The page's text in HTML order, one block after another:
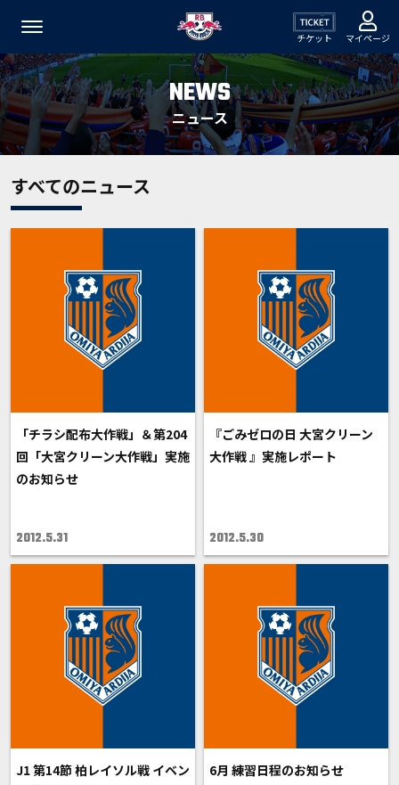
チケット マイページ
NEWS
ニュース
すべてのニュース
「チラシ配布大作戦」＆第204
回「大宮クリーン大作戦」実施
のお知らせ
2012.5.31
『ごみゼロの日 大宮クリーン
大作戦 』実施レポート
2012.5.30
J1 第14節 柏レイソル戦 イベン
6月 練習日程のお知らせ